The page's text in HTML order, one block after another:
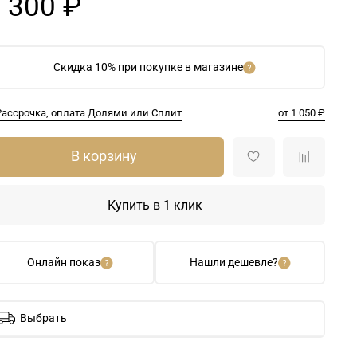
Скидка 10% при покупке в магазине
оплата Долями или Сплит от 1 050 ₽
300 ₽
Онлайн показ Нашли дешевле?
В корзину
Купить в 1 клик
Выбрать